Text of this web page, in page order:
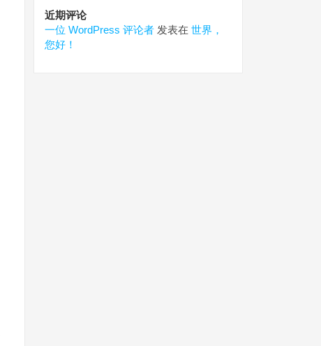
近期评论
一位 WordPress 评论者 发表在 世界，
您好！